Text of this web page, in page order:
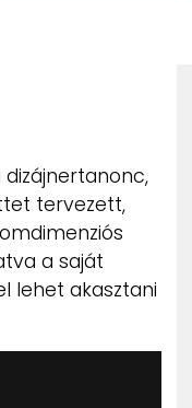
dizájnertanonc,
tervezett,
a saját
lehet akasztani